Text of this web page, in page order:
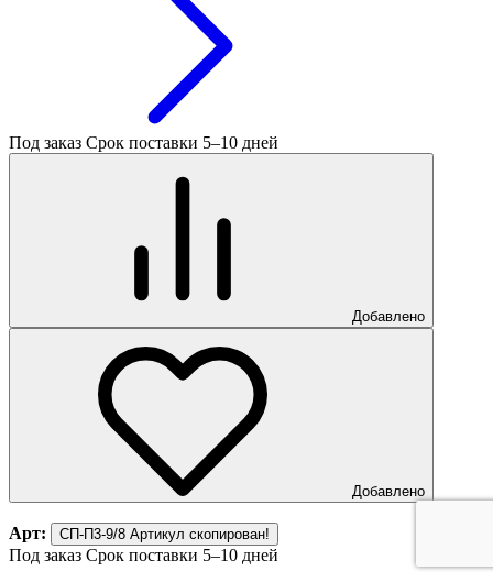
Под заказ Срок поставки 5–10 дней
Добавлено
Добавлено
Арт: СП-П3-9/8 Артикул скопирован!
Под заказ Срок поставки 5–10 дней